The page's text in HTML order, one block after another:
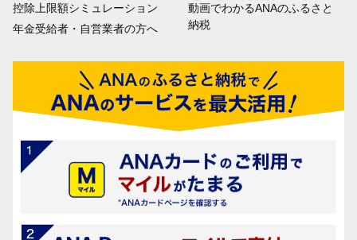
控除上限額シミュレーション
年金受給者・自営業者の方へ
動画でわかるANAのふるさと
納税